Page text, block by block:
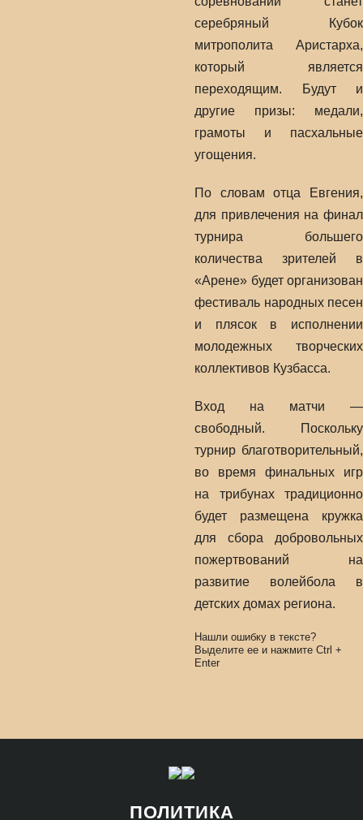
серебряный Кубок
митрополита Аристарха,
который является
переходящим. Будут и
другие призы: медали,
грамоты и пасхальные
угощения.
По словам отца Евгения,
для привлечения на финал
турнира большего
количества зрителей в
«Арене» будет организован
фестиваль народных песен
и плясок в исполнении
молодежных творческих
коллективов Кузбасса.
Вход на матчи —
свободный. Поскольку
турнир благотворительный,
во время финальных игр
на трибунах традиционно
будет размещена кружка
для сбора добровольных
пожертвований на
развитие волейбола в
детских домах региона.
Нашли ошибку в тексте?
Выделите ее и нажмите Ctrl +
Enter
ПОЛИТИКА